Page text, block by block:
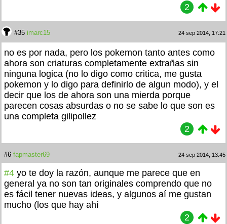
2
#35 imarc15 24 sep 2014, 17:21
no es por nada, pero los pokemon tanto antes como
ahora son criaturas completamente extrañas sin
ninguna logica (no lo digo como critica, me gusta
pokemon y lo digo para definirlo de algun modo), y el
decir que los de ahora son una mierda porque
parecen cosas absurdas o no se sabe lo que son es
una completa gilipollez
2
#6 fapmaster69 24 sep 2014, 13:45
#4 yo te doy la razón, aunque me parece que en
general ya no son tan originales comprendo que no
es fácil tener nuevas ideas, y algunos aí me gustan
mucho (los que hay ahí
2